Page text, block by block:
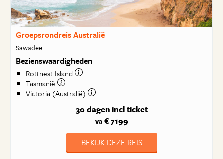
Groepsrondreis Australië
Sawadee
Bezienswaardigheden
Rottnest Island
Tasmanië
Victoria (Australië)
30 dagen incl ticket
va€ 7199
BEKIJK DEZE REIS